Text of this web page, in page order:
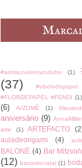
#adrisuzukinoyoutube (1)
(37)
#obelodopapel
#FLORDEPAPEL #FENDI (1)
(6)
AIZOMÊ (1)
aniversário (9)
arte
(1) ARTEFACTO
auladeorigami (4)
BALONÈ (4) Bar Mitzvah
(12) bazardenatal (1)